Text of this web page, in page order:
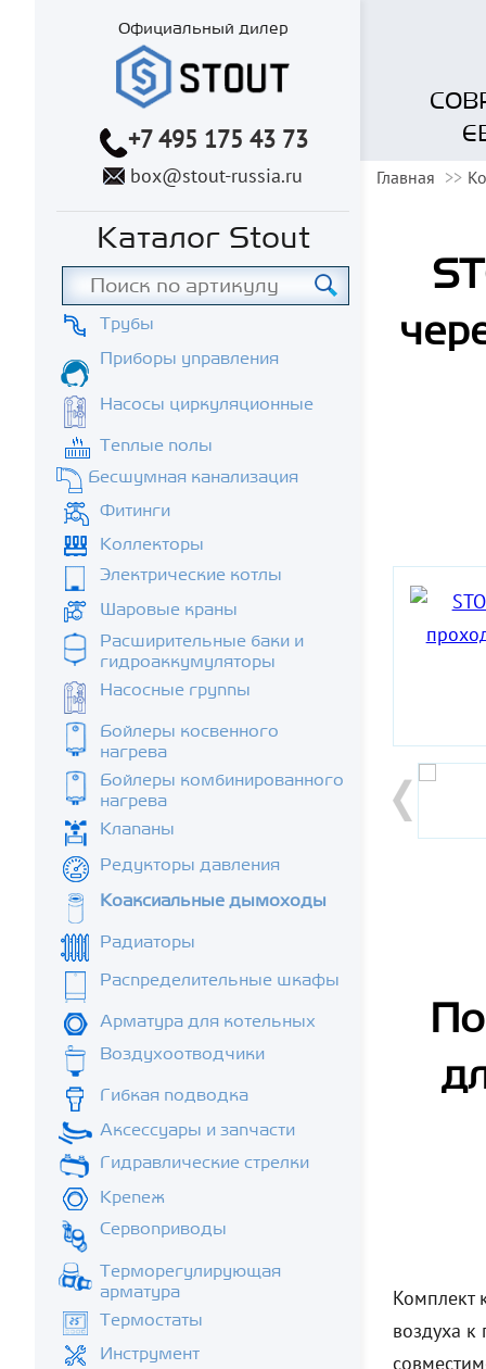
Официальный дилер
+7 495 175 43 73
box@stout-russia.ru
Каталог Stout
Трубы
Приборы управления
Насосы циркуляционные
Теплые полы
Бесшумная канализация
Фитинги
Коллекторы
Электрические котлы
Шаровые краны
Расширительные баки и
гидроаккумуляторы
Насосные группы
Бойлеры косвенного
нагрева
Бойлеры комбинированного
нагрева
Клапаны
Редукторы давления
Коаксиальные дымоходы
Радиаторы
Распределительные шкафы
Арматура для котельных
Воздухоотводчики
Гибкая подводка
Аксессуары и запчасти
Гидравлические стрелки
Крепеж
Сервоприводы
Терморегулирующая
арматура
Термостаты
Инструмент
Главная
Комплект
воздуха